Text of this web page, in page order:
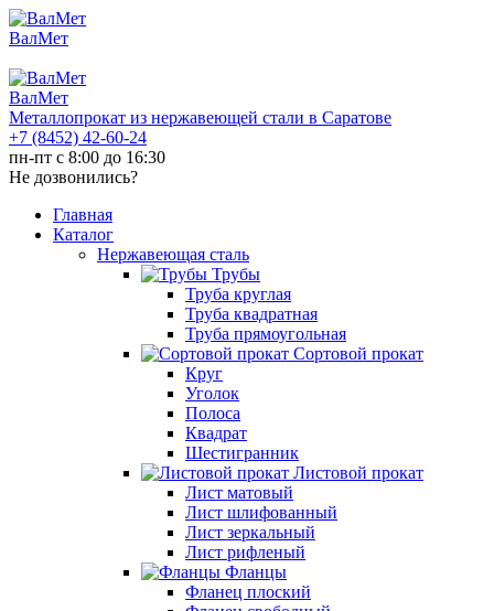
ВалМет
ВалМет
Металлопрокат из нержавеющей стали в Саратове
+7 (8452) 42-60-24
пн-пт с 8:00 до 16:30
Не дозвонились?
Главная
Каталог
Нержавеющая сталь
Трубы
Труба круглая
Труба квадратная
Труба прямоугольная
Сортовой прокат
Круг
Уголок
Полоса
Квадрат
Шестигранник
Листовой прокат
Лист матовый
Лист шлифованный
Лист зеркальный
Лист рифленый
Фланцы
Фланец плоский